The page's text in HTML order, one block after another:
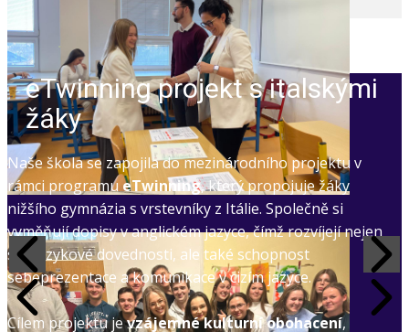
eTwinning projekt s italskými
žáky
Naše škola se zapojila do mezinárodního projektu v
rámci programu eTwinning, který propojuje žáky
nižšího gymnázia s vrstevníky z Itálie. Společně si
vyměňují dopisy v anglickém jazyce, čímž rozvíjejí nejen
své jazykové dovednosti, ale také schopnost
sebeprezentace a komunikace v cizím jazyce.
Cílem projektu jevzájemné kulturní obohacení,